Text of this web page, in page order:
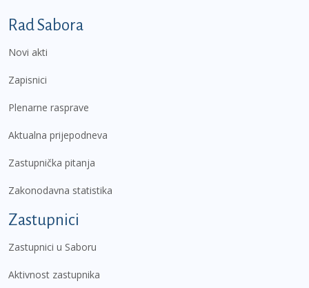
Podnožje prvi izbornik
Rad Sabora
Novi akti
Zapisnici
Plenarne rasprave
Aktualna prijepodneva
Zastupnička pitanja
Zakonodavna statistika
Zastupnici
Zastupnici u Saboru
Aktivnost zastupnika